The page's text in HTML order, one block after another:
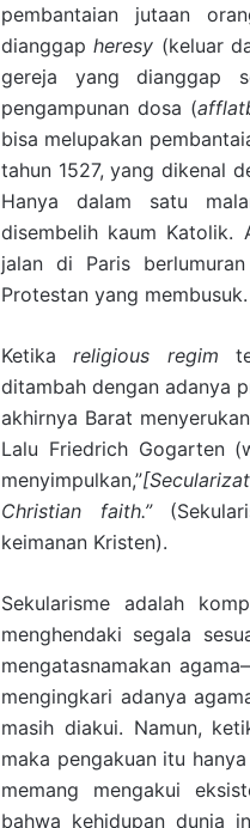
pembantaian jutaan
dianggapheresy (keluar
gereja yang dianggap
pengampunan dosa (
bisa melupakan
tahun 1527, yang dikenal
Hanya dalam satu
disembelih kaum Katolik.
jalan di Paris
Protestan yang membusuk.
Ketikareligious regim
ditambah dengan adanya
akhirnya Barat
Lalu Friedrich Gogarten
menyimpulkan,”
Christian faith.”
keimanan Kristen).
Sekularisme adalah
menghendaki segala
mengatasnamakan
mengingkari adanya
masih diakui. Namun,
maka pengakuan itu
memang mengakui
bahwa kehidupan dunia